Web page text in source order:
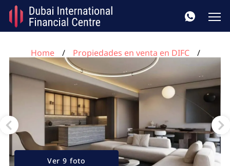
Home
Propiedades en venta en DIFC
Apartamento de 3 dormitorios en Akala DIFC, UAE No.
305
Ver 9 foto